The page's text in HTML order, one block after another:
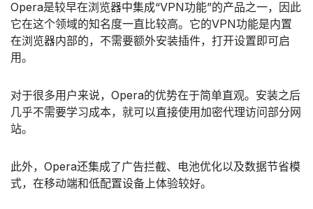
Opera是较早在浏览器中集成“VPN功能”的产品之一，因此
它在这个领域的知名度一直比较高。它的VPN功能是内置
在浏览器内部的，不需要额外安装插件，打开设置即可启
用。
对于很多用户来说，Opera的优势在于简单直观。安装之后
几乎不需要学习成本，就可以直接使用加密代理访问部分网
站。
此外，Opera还集成了广告拦截、电池优化以及数据节省模
式，在移动端和低配置设备上体验较好。